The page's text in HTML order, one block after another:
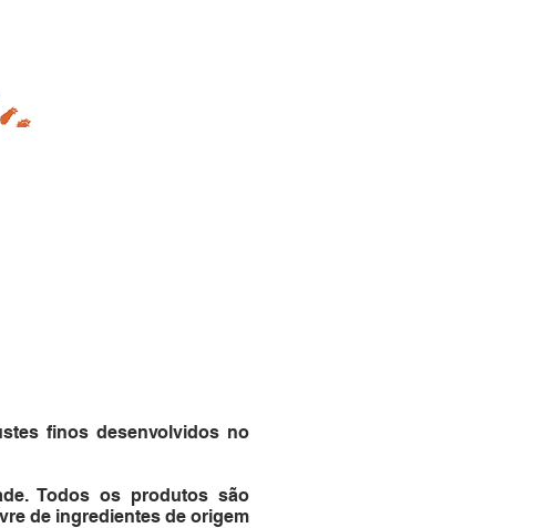
finos desenvolvidos no
Todos os produtos são
de ingredientes de origem